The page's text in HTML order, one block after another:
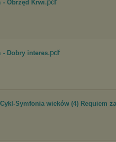
- Obrzęd Krwi.pdf
- Dobry interes.pdf
Symfonia wieków (4) Requiem